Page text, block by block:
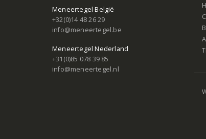
Meneertegel België
+32(0)14 48 26 29
info@meneertegel.be
Meneertegel Nederland
+31(0)85 078 39 85
info@meneertegel.nl